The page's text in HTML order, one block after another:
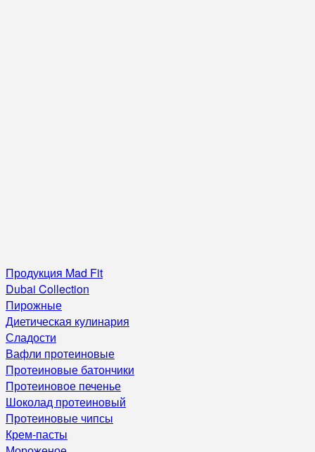
Продукция Mad Fit
Dubai Collection
Пирожные
Диетическая кулинария
Сладости
Вафли протеиновые
Протеиновые батончики
Протеиновое печенье
Шоколад протеиновый
Протеиновые чипсы
Крем-пасты